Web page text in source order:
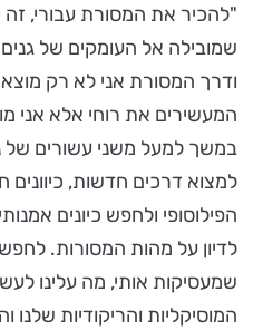
"להכיר את המסורת עבורי,
שמובילה אל העומקים של
ודרך המסורת אני לא רק
המעשירים את רוחי אלא אני
במשך למעל משני עשורים של
למצוא דרכים חדשות,
הפילוסופי ולחפש כיונים
לדיון על מהות המסורות.
שמעסיקות אותי, מה עלינו
המוסיקליות והריקודיות